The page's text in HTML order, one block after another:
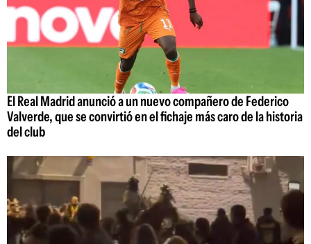
El Real Madrid anunció a un nuevo compañero de Federico
Valverde, que se convirtió en el fichaje más caro de la historia
del club